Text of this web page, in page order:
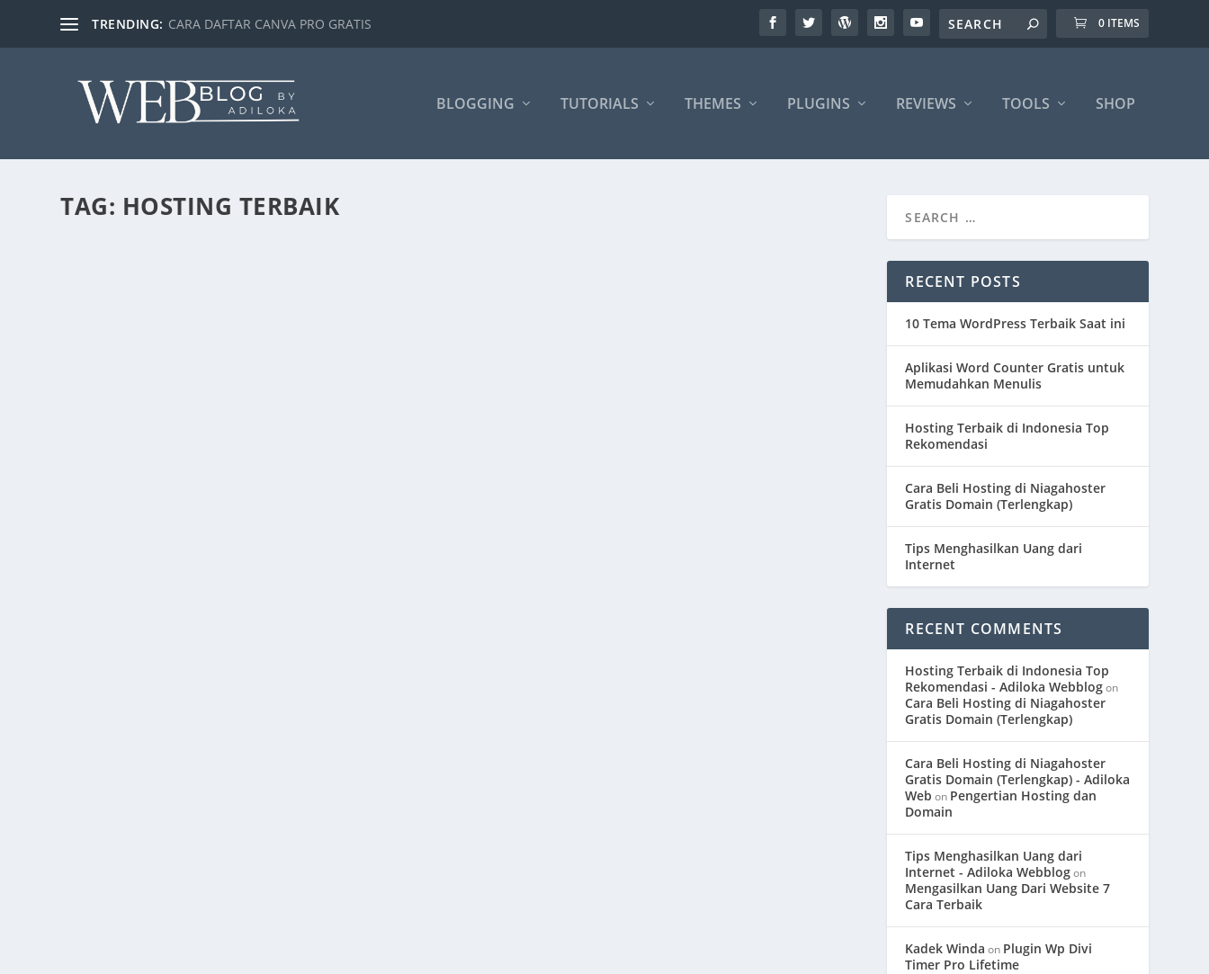
TRENDING: CARA DAFTAR CANVA PRO GRATIS 0 ITEMS
BLOGGING TUTORIALS THEMES PLUGINS REVIEWS TOOLS SHOP
TAG: HOSTING TERBAIK
RECENT POSTS
10 Tema WordPress Terbaik Saat ini
Aplikasi Word Counter Gratis untuk
Memudahkan Menulis
Hosting Terbaik di Indonesia Top
Rekomendasi
Cara Beli Hosting di Niagahoster
Gratis Domain (Terlengkap)
Tips Menghasilkan Uang dari
Internet
RECENT COMMENTS
Hosting Terbaik di Indonesia Top
Rekomendasi - Adiloka Webblogon
Cara Beli Hosting di Niagahoster
Gratis Domain (Terlengkap)
Cara Beli Hosting di Niagahoster
Gratis Domain (Terlengkap) - Adiloka
Web on Pengertian Hosting dan
Domain
Tips Menghasilkan Uang dari
Internet - Adiloka Webblogon
Mengasilkan Uang Dari Website 7
Cara Terbaik
Kadek Winda on Plugin Wp Divi
Timer Pro Lifetime